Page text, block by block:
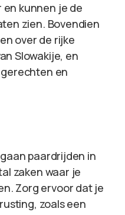
kunnen je de
zien. Bovendien
over de rijke
Slowakije, en
en
paardrijden in
zaken waar je
Zorg ervoor dat je
zoals een